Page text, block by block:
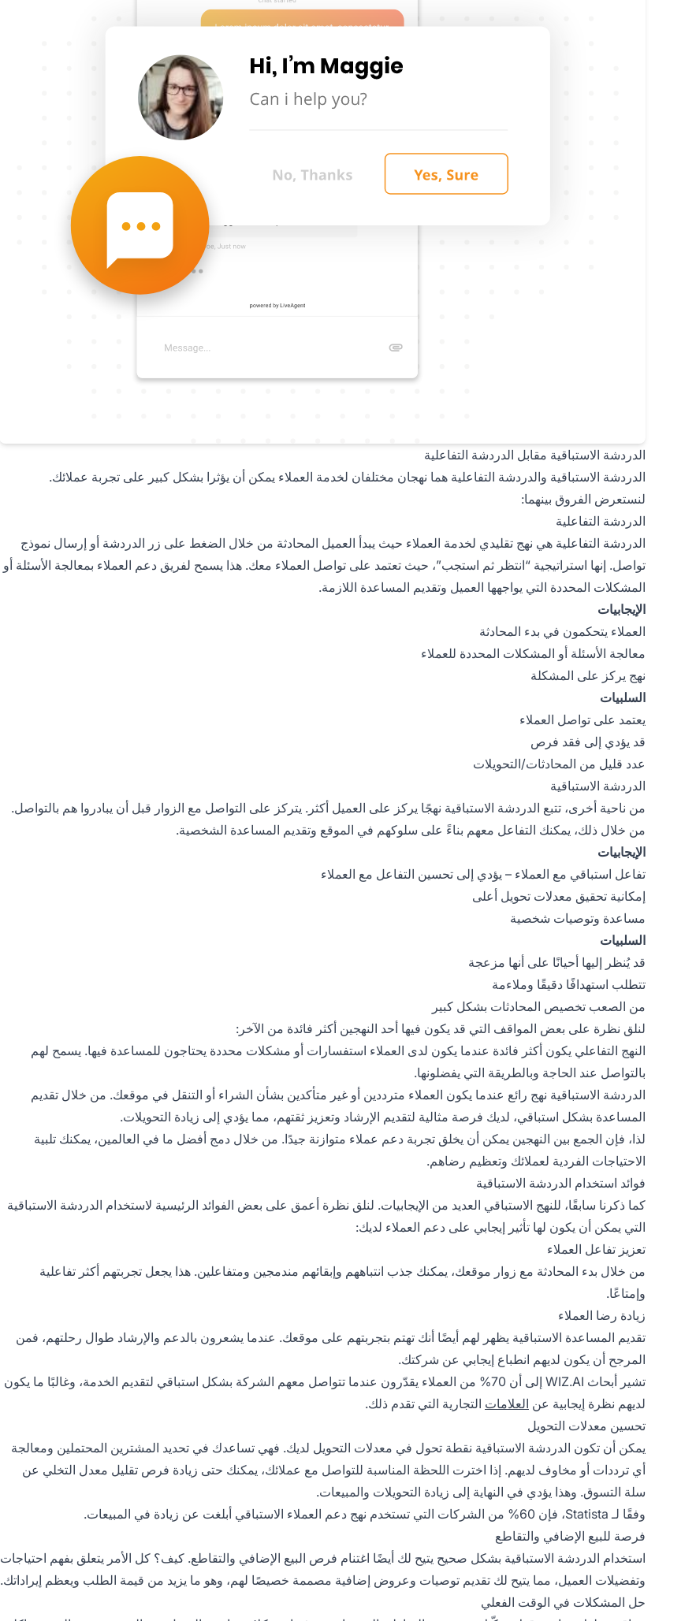
الدردشة الاستباقية مقابل الدردشة التفاعلية
الدردشة الاستباقية والدردشة التفاعلية هما نهجان مختلفان لخدمة العملاء يمكن أن يؤثرا بشكل كبير على تجربة عملائك.
لنستعرض الفروق بينهما:
الدردشة التفاعلية
الدردشة التفاعلية هي نهج تقليدي لخدمة العملاء حيث يبدأ العميل المحادثة من خلال الضغط على زر الدردشة أو إرسال نموذج
تواصل. إنها استراتيجية “انتظر ثم استجب”، حيث تعتمد على تواصل العملاء معك. هذا يسمح لفريق دعم العملاء بمعالجة الأسئلة أو
المشكلات المحددة التي يواجهها العميل وتقديم المساعدة اللازمة.
الإيجابيات
العملاء يتحكمون في بدء المحادثة
معالجة الأسئلة أو المشكلات المحددة للعملاء
نهج يركز على المشكلة
السلبيات
يعتمد على تواصل العملاء
قد يؤدي إلى فقد فرص
عدد قليل من المحادثات/التحويلات
الدردشة الاستباقية
من ناحية أخرى، تتبع الدردشة الاستباقية نهجًا يركز على العميل أكثر. يتركز على التواصل مع الزوار قبل أن يبادروا هم بالتواصل.
من خلال ذلك، يمكنك التفاعل معهم بناءً على سلوكهم في الموقع وتقديم المساعدة الشخصية.
الإيجابيات
تفاعل استباقي مع العملاء – يؤدي إلى تحسين التفاعل مع العملاء
إمكانية تحقيق معدلات تحويل أعلى
مساعدة وتوصيات شخصية
السلبيات
قد يُنظر إليها أحيانًا على أنها مزعجة
تتطلب استهدافًا دقيقًا وملاءمة
من الصعب تخصيص المحادثات بشكل كبير
لنلق نظرة على بعض المواقف التي قد يكون فيها أحد النهجين أكثر فائدة من الآخر:
النهج التفاعلي يكون أكثر فائدة عندما يكون لدى العملاء استفسارات أو مشكلات محددة يحتاجون للمساعدة فيها. يسمح لهم
بالتواصل عند الحاجة وبالطريقة التي يفضلونها.
الدردشة الاستباقية نهج رائع عندما يكون العملاء مترددين أو غير متأكدين بشأن الشراء أو التنقل في موقعك. من خلال تقديم
المساعدة بشكل استباقي، لديك فرصة مثالية لتقديم الإرشاد وتعزيز ثقتهم، مما يؤدي إلى زيادة التحويلات.
لذا، فإن الجمع بين النهجين يمكن أن يخلق تجربة دعم عملاء متوازنة جيدًا. من خلال دمج أفضل ما في العالمين، يمكنك تلبية
الاحتياجات الفردية لعملائك وتعظيم رضاهم.
فوائد استخدام الدردشة الاستباقية
كما ذكرنا سابقًا، للنهج الاستباقي العديد من الإيجابيات. لنلق نظرة أعمق على بعض الفوائد الرئيسية لاستخدام الدردشة الاستباقية
التي يمكن أن يكون لها تأثير إيجابي على دعم العملاء لديك:
تعزيز تفاعل العملاء
من خلال بدء المحادثة مع زوار موقعك، يمكنك جذب انتباههم وإبقائهم مندمجين ومتفاعلين. هذا يجعل تجربتهم أكثر تفاعلية
وإمتاعًا.
زيادة رضا العملاء
تقديم المساعدة الاستباقية يظهر لهم أيضًا أنك تهتم بتجربتهم على موقعك. عندما يشعرون بالدعم والإرشاد طوال رحلتهم، فمن
المرجح أن يكون لديهم انطباع إيجابي عن شركتك.
تشير أبحاث WIZ.AI إلى أن 70% من العملاء يقدّرون عندما تتواصل معهم الشركة بشكل استباقي لتقديم الخدمة، وغالبًا ما يكون
لديهم نظرة إيجابية عن العلامات التجارية التي تقدم ذلك.
تحسين معدلات التحويل
يمكن أن تكون الدردشة الاستباقية نقطة تحول في معدلات التحويل لديك. فهي تساعدك في تحديد المشترين المحتملين ومعالجة
أي ترددات أو مخاوف لديهم. إذا اخترت اللحظة المناسبة للتواصل مع عملائك، يمكنك حتى زيادة فرص تقليل معدل التخلي عن
سلة التسوق. وهذا يؤدي في النهاية إلى زيادة التحويلات والمبيعات.
وفقًا لـ Statista، فإن 60% من الشركات التي تستخدم نهج دعم العملاء الاستباقي أبلغت عن زيادة في المبيعات.
فرصة للبيع الإضافي والتقاطع
استخدام الدردشة الاستباقية بشكل صحيح يتيح لك أيضًا اغتنام فرص البيع الإضافي والتقاطع. كيف؟ كل الأمر يتعلق بفهم احتياجات
وتفضيلات العميل، مما يتيح لك تقديم توصيات وعروض إضافية مصممة خصيصًا لهم، وهو ما يزيد من قيمة الطلب ويعظم إيراداتك.
حل المشكلات في الوقت الفعلي